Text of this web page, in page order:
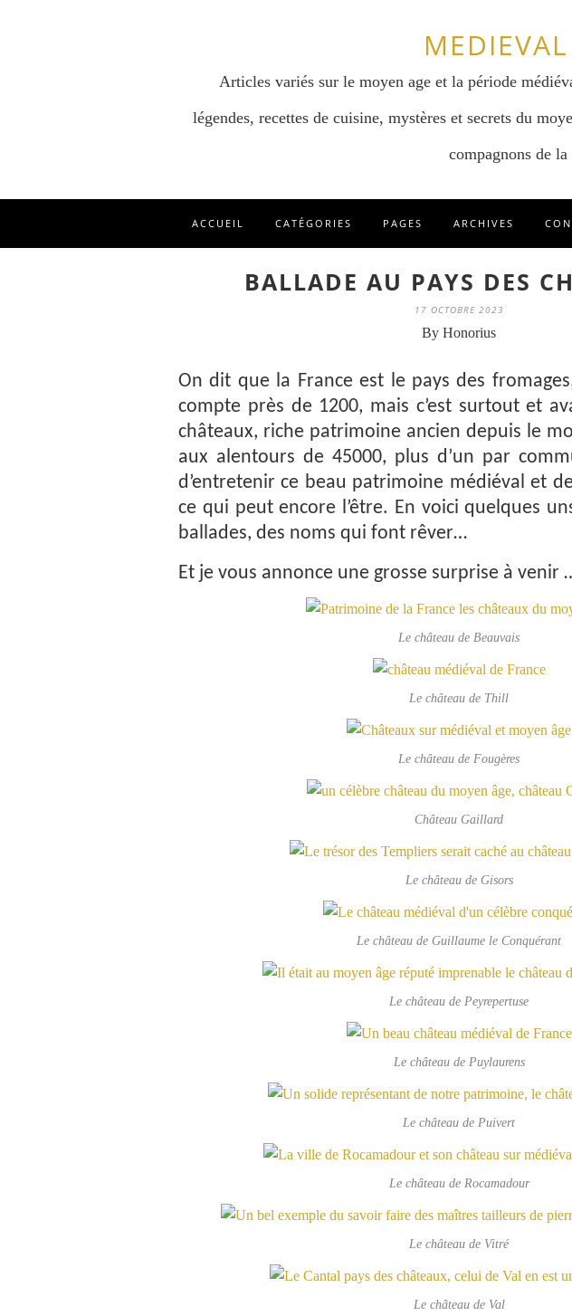
Articles variés sur le moyen age et la période
légendes, recettes de cuisine, mystères et secrets du
compagnons de
ACCUEIL CATÉGORIES PAGES ARCHIVES
BALLADE AU PAYS DES
17 OCTOBRE 2023
By Honorius
On dit que la France est le pays des
compte près de 1200, mais c’est surtout et
châteaux, riche patrimoine ancien depuis le
aux alentours de 45000, plus d’un par
d’entretenir ce beau patrimoine médiéval et
ce qui peut encore l’être. En voici quelques
ballades, des noms qui font rêver…
Et je vous annonce une grosse surprise à venir
Le château de Beauvais
Le château de Thill
Le château de Fougères
Château Gaillard
Le château de Gisors
Le château de Guillaume le Conquérant
Le château de Peyrepertuse
Le château de Puylaurens
Le château de Puivert
Le château de Rocamadour
Le château de Vitré
Le château de Val